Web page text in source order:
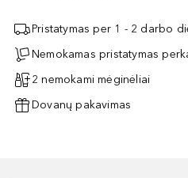
Pristatymas per 1 - 2 darbo
Nemokamas pristatymas
2 nemokami mėginėliai
Dovanų pakavimas